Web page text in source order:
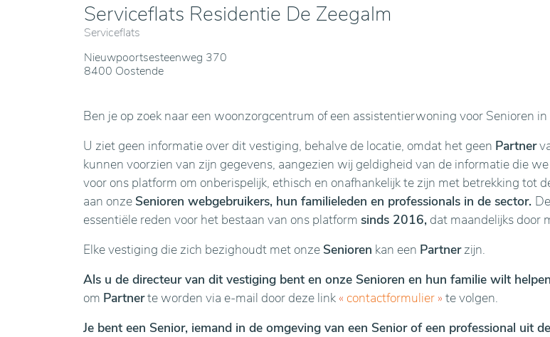
Serviceflats Residentie De Zeegalm
Serviceflats
Nieuwpoortsesteenweg 370
8400 Oostende
Ben je op zoek naar een woonzorgcentrum of een assistentierwoning voor Senioren
U ziet geen informatie over dit vestiging, behalve de locatie, omdat het geen Partner
kunnen voorzien van zijn gegevens, aangezien wij geldigheid van de informatie die
voor ons platform om onberispelijk, ethisch en onafhankelijk te zijn met betrekking tot
aan onze Senioren webgebruikers, hun familieleden en professionals in de sector.
essentiële reden voor het bestaan van ons platform sinds 2016, dat maandelijks door
Elke vestiging die zich bezighoudt met onze Senioren kan een Partnerzijn.
Als u de directeur van dit vestiging bent en onze Senioren en hun familie wilt
om Partnerte worden via e-mail door deze link « contactformulier » te volgen.
Je bent een Senior, iemand in de omgeving van een Senior of een professional uit